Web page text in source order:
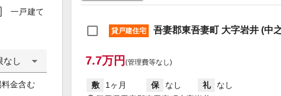
一戸建て
なし
金含む
貸戸建住宅 吾妻郡東吾妻町 大字岩井 (中
7.7万円 (管理費等なし)
敷 1ヶ月 保 なし 礼
なし